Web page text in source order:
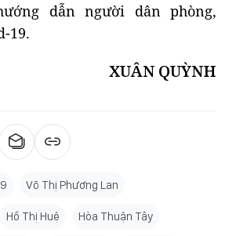
dẫn người dân phòng,
19.
XUÂN QUỲNH
Võ Thị Phương Lan
Hồ Thị Huệ Hòa Thuận Tây